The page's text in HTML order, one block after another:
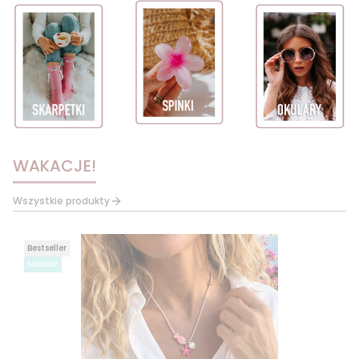
WAKACJE!
Wszystkie produkty
Bestseller
Nowość